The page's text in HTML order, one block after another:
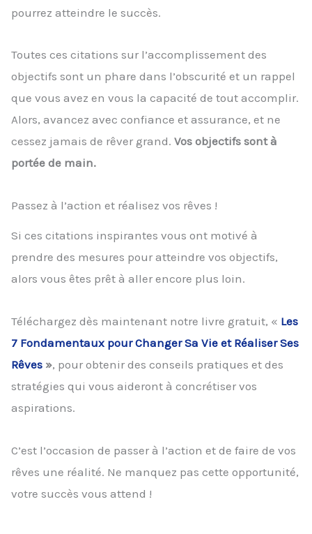
pourrez atteindre le succès.
Toutes ces citations sur l’accomplissement des
objectifs sont un phare dans l’obscurité et un rappel
que vous avez en vous la capacité de tout accomplir.
Alors, avancez avec confiance et assurance, et ne
cessez jamais de rêver grand. Vos objectifs sont à
portée de main.
Passez à l’action et réalisez vos rêves !
Si ces citations inspirantes vous ont motivé à
prendre des mesures pour atteindre vos objectifs,
alors vous êtes prêt à aller encore plus loin.
Téléchargez dès maintenant notre livre gratuit, « Les
7 Fondamentaux pour Changer Sa Vie et Réaliser Ses
Rêves », pour obtenir des conseils pratiques et des
stratégies qui vous aideront à concrétiser vos
aspirations.
C’est l’occasion de passer à l’action et de faire de vos
rêves une réalité. Ne manquez pas cette opportunité,
votre succès vous attend !